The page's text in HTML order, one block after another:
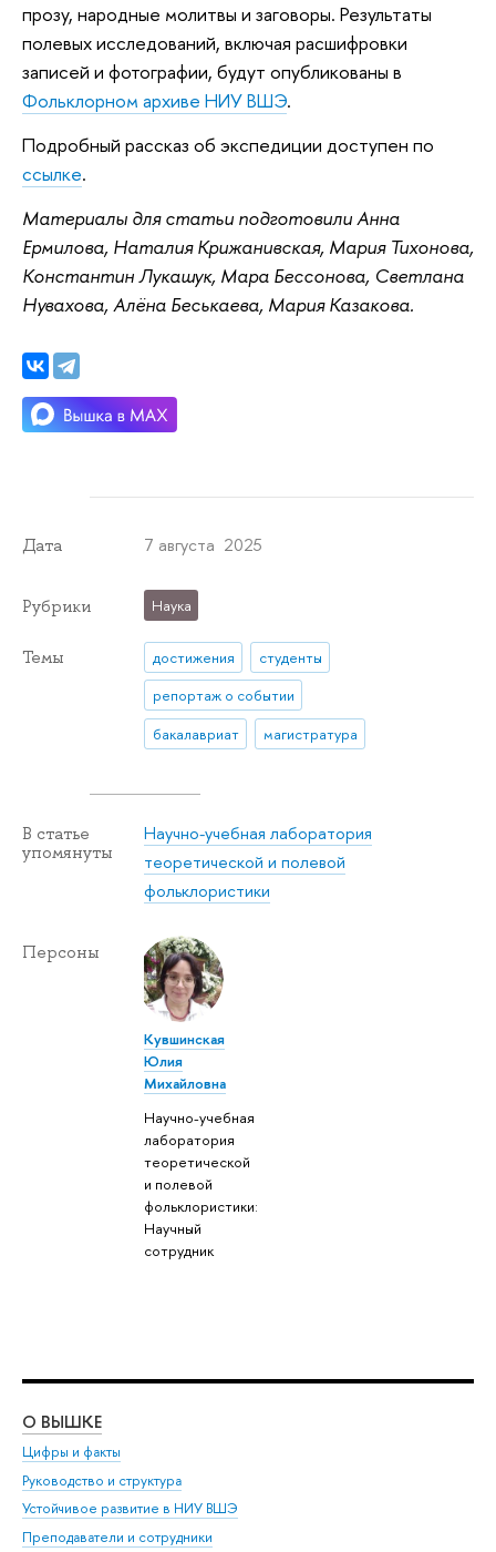
прозу, народные молитвы и заговоры. Результаты
полевых исследований, включая расшифровки
записей и фотографии, будут опубликованы в
Фольклорном архиве НИУ ВШЭ.
Подробный рассказ об экспедиции доступен по
ссылке.
Материалы для статьи подготовили Анна
Ермилова, Наталия Крижанивская, Мария Тихонова,
Константин Лукашук, Мара Бессонова, Светлана
Нувахова, Алёна Беськаева, Мария Казакова.
Дата 7 августа 2025
Рубрики Наука
Темы достижения
студенты
репортаж о событии
бакалавриат
магистратура
В статье
упомянуты
Научно-учебная лаборатория
теоретической и полевой
фольклористики
Персоны
Кувшинская
Юлия
Михайловна
Научно-учебная
лаборатория
теоретической
и полевой
фольклористики:
Научный
сотрудник
О ВЫШКЕ
Цифры и факты
Руководство и структура
Устойчивое развитие в НИУ ВШЭ
Преподаватели и сотрудники